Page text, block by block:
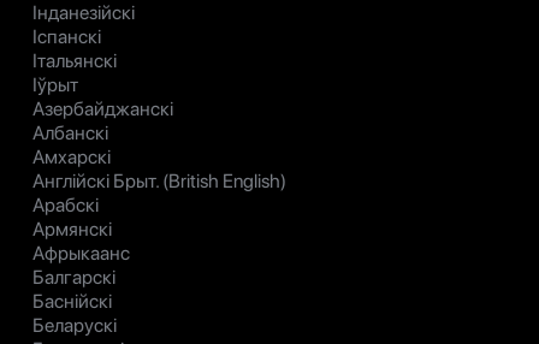
Інданезійскі
Іспанскі
Італьянскі
Іўрыт
Азербайджанскі
Албанскі
Амхарскі
Англійскі Брыт. (British English)
Арабскі
Армянскі
Афрыкаанс
Балгарскі
Баснійскі
Беларускі